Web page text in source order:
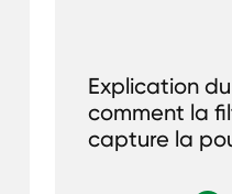
Explication
comment la
capture la